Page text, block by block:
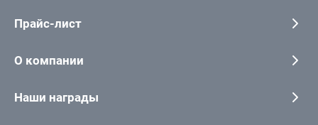
Прайс-лист
О компании
Наши награды